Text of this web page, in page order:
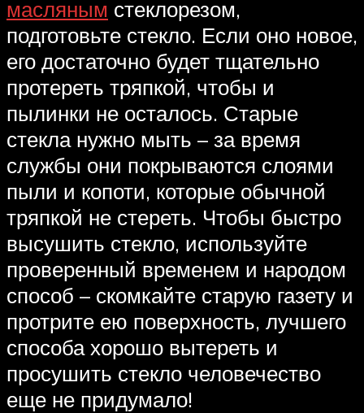
масляным стеклорезом,
подготовьте стекло. Если оно новое,
его достаточно будет тщательно
протереть тряпкой, чтобы и
пылинки не осталось. Старые
стекла нужно мыть – за время
службы они покрываются слоями
пыли и копоти, которые обычной
тряпкой не стереть. Чтобы быстро
высушить стекло, используйте
проверенный временем и народом
способ – скомкайте старую газету и
протрите ею поверхность, лучшего
способа хорошо вытереть и
просушить стекло человечество
еще не придумало!